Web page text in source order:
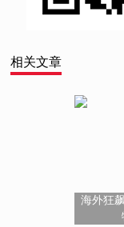
相关文章
海外狂